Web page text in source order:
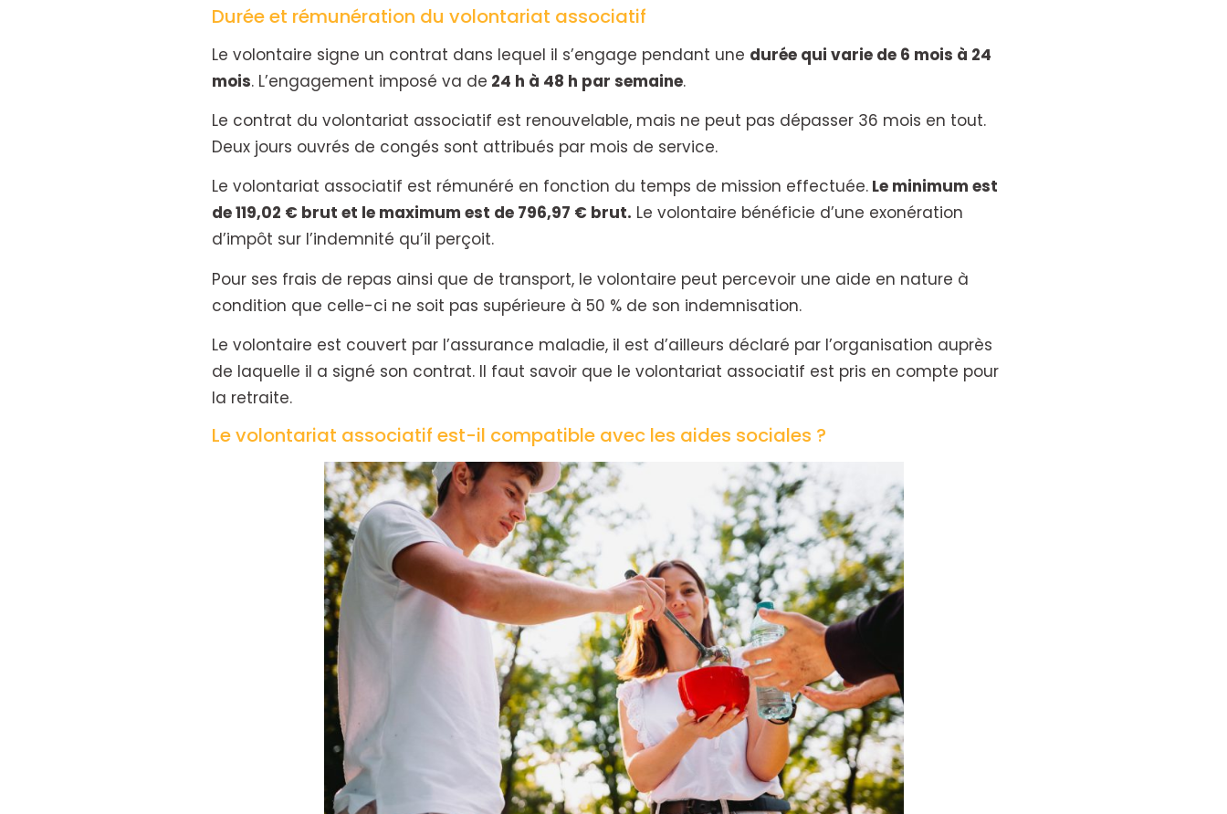
Durée et rémunération du volontariat associatif
Le volontaire signe un contrat dans lequel il s’engage pendant une durée qui varie de 6 mois à 24
mois. L’engagement imposé va de 24 h à 48 h par semaine.
Le contrat du volontariat associatif est renouvelable, mais ne peut pas dépasser 36 mois en tout.
Deux jours ouvrés de congés sont attribués par mois de service.
Le volontariat associatif est rémunéré en fonction du temps de mission effectuée. Le minimum est
de 119,02 € brut et le maximum est de 796,97 € brut. Le volontaire bénéficie d’une exonération
d’impôt sur l’indemnité qu’il perçoit.
Pour ses frais de repas ainsi que de transport, le volontaire peut percevoir une aide en nature à
condition que celle-ci ne soit pas supérieure à 50 % de son indemnisation.
Le volontaire est couvert par l’assurance maladie, il est d’ailleurs déclaré par l’organisation auprès
de laquelle il a signé son contrat. Il faut savoir que le volontariat associatif est pris en compte pour
la retraite.
Le volontariat associatif est-il compatible avec les aides sociales ?